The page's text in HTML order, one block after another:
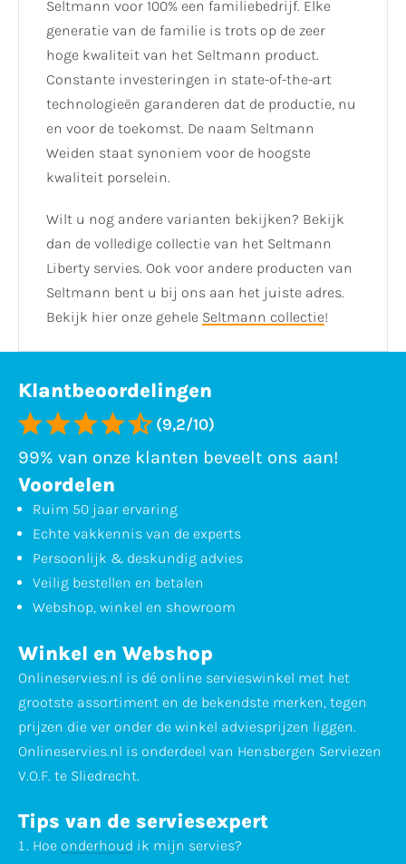
Seltmann voor 100% een familiebedrijf. Elke
generatie van de familie is trots op de zeer
hoge kwaliteit van het Seltmann product.
Constante investeringen in state-of-the-art
technologieën garanderen dat de productie, nu
en voor de toekomst. De naam Seltmann
Weiden staat synoniem voor de hoogste
kwaliteit porselein.
Wilt u nog andere varianten bekijken? Bekijk
dan de volledige collectie van het Seltmann
Liberty servies. Ook voor andere producten van
Seltmann bent u bij ons aan het juiste adres.
Bekijk hier onze gehele Seltmann collectie!
Klantbeoordelingen
(9,2/10)
99% van onze klanten beveelt ons aan!
Voordelen
Ruim 50 jaar ervaring
Echte vakkennis van de experts
Persoonlijk & deskundig advies
Veilig bestellen en betalen
Webshop, winkel en showroom
Winkel en Webshop
Onlineservies.nl is dé online servieswinkel met het
grootste assortiment en de bekendste merken, tegen
prijzen die ver onder de winkel adviesprijzen liggen.
Onlineservies.nl is onderdeel van Hensbergen Serviezen
V.O.F. te Sliedrecht.
Tips van de serviesexpert
Hoe onderhoud ik mijn servies?